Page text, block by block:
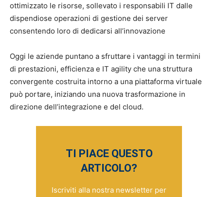
ottimizzato le risorse, sollevato i responsabili IT dalle
dispendiose operazioni di gestione dei server
consentendo loro di dedicarsi all’innovazione
Oggi le aziende puntano a sfruttare i vantaggi in termini
di prestazioni, efficienza e IT agility che una struttura
convergente costruita intorno a una piattaforma virtuale
può portare, iniziando una nuova trasformazione in
direzione dell’integrazione e del cloud.
TI PIACE QUESTO
ARTICOLO?
Iscriviti alla nostra newsletter per